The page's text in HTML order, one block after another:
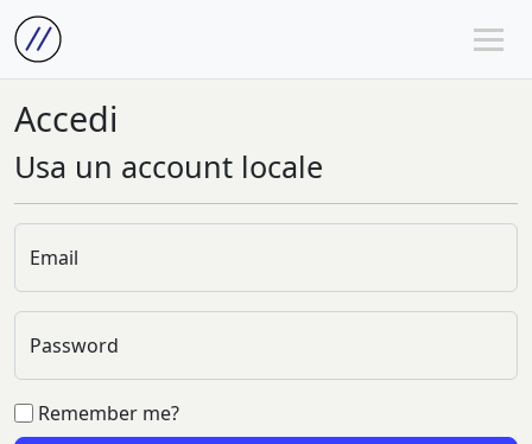
Accedi
Usa un account locale
Email
Password
Remember me?